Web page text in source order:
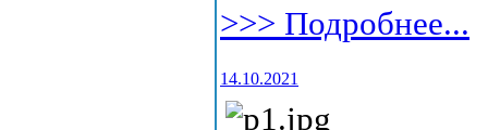
>>> Подробнее...
14.10.2021